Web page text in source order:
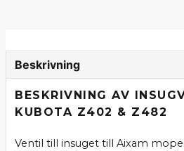
Beskrivning
BESKRIVNING AV
KUBOTA Z402 & Z482
Ventil till insuget till Aixam